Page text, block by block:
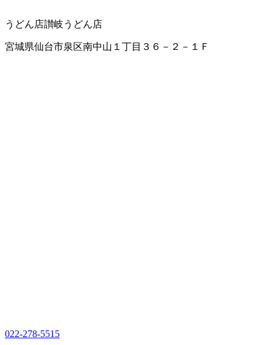
うどん店讃岐うどん店
宮城県仙台市泉区南中山１丁目３６－２－１Ｆ
022-278-5515